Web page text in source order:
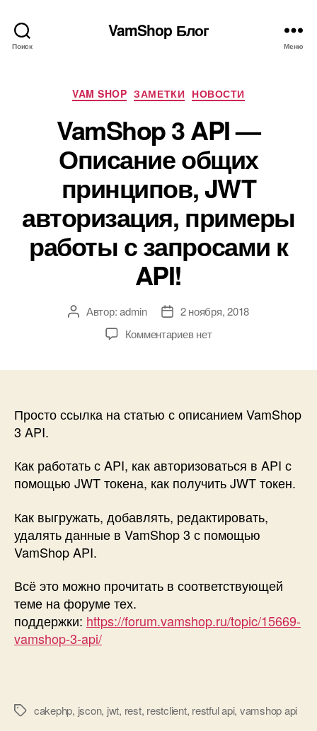
Поиск
VamShop Блог
Меню
Рубрики
VAM SHOP ЗАМЕТКИ НОВОСТИ
VamShop 3 API —
Описание общих
принципов, JWT
авторизация, примеры
работы с запросами к
API!
АвторАвтор:admin
Дата2 ноября, 2018
Комментариевк
—
JWT
авторизация,
работы
с
API!
нет
Просто ссылка на статью с описанием VamShop
3 API.
Как работать с API, как авторизоваться в API с
помощью JWT токена, как получить JWT токен.
Как выгружать, добавлять, редактировать,
удалять данные в VamShop 3 с помощью
VamShop API.
Всё это можно прочитать в соответствующей
теме на форуме тех.
поддержки: https://forum.vamshop.ru/topic/15669-
vamshop-3-api/
Меткиcakephp, jscon, jwt, rest, restclient, restful api, vamshop api